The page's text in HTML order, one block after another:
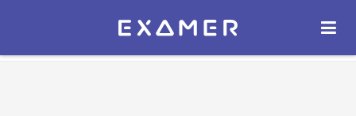
Экзамер — ЕГЭ 2027
ОТКРЫТЬ